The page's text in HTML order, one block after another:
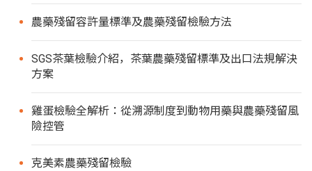
農藥殘留容許量標準及農藥殘留檢驗方法
SGS茶葉檢驗介紹，茶葉農藥殘留標準及出口法規解決
方案
雞蛋檢驗全解析：從溯源制度到動物用藥與農藥殘留風
險控管
克美素農藥殘留檢驗